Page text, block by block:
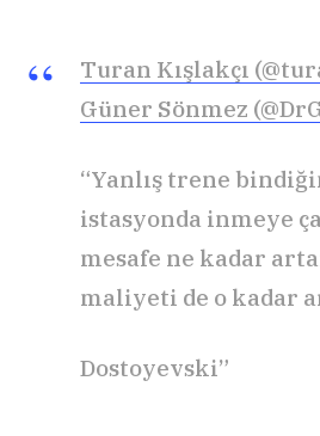
Turan Kışlakçı
Güner Sönmez
“Yanlış trene
istasyonda inmeye
mesafe ne kadar
maliyeti de o kadar
Dostoyevski”